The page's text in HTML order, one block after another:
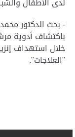
­- بحث الدكتور
خلال استهداف
"العلاجات".